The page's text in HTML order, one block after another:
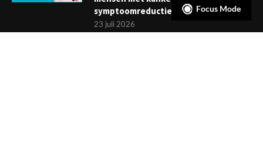
symptoomreductie
23 juli 2026
Focus Mode